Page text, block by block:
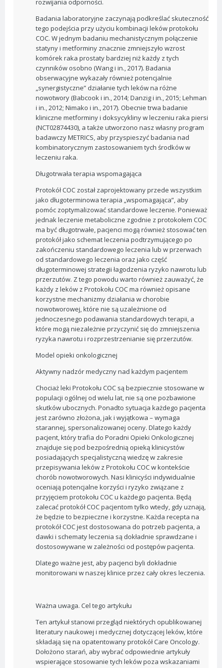
Badania laboratoryjne zaczynają podkreślać skuteczność
tego podejścia przy użyciu kombinacji leków protokołu
COC. W jednym badaniu mechanistycznym połączenie
statyny i metforminy znacznie zmniejszyło wzrost
komórek raka prostaty bardziej niż każdy z tych
czynników osobno (Wang i in., 2017). Badania
obserwacyjne wykazały również potencjalnie
„synergistyczne” działanie tych leków na różne
nowotwory (Babcook i in., 2014; Danzig i in., 2015; Lehman
i in., 2012; Nimako i in., 2017). Obecnie trwa badanie
kliniczne metforminy i doksycykliny w leczeniu raka piersi
(NCT02874430), a także utworzono nasz własny program
badawczy METRICS, aby przyspieszyć badania nad
kombinatorycznym zastosowaniem tych środków w
leczeniu raka.
Długotrwała terapia wspomagająca
Protokół COC został zaprojektowany przede wszystkim
jako długoterminowa terapia „wspomagająca”, aby
pomóc zoptymalizować standardowe leczenie. Ponieważ
jednak leczenie metaboliczne zgodnie z protokołem COC
ma być długotrwałe, pacjenci mogą również stosować ten
protokół jako schemat leczenia podtrzymującego po
zakończeniu standardowego leczenia lub w przerwach
od standardowego leczenia oraz jako część
długoterminowej strategii łagodzenia ryzyko nawrotu lub
przerzutów. Z tego powodu warto również zauważyć, że
każdy z leków z Protokołu COC ma również opisane
korzystne mechanizmy działania w chorobie
nowotworowej, które nie są uzależnione od
jednoczesnego podawania standardowych terapii, a
które mogą niezależnie przyczynić się do zmniejszenia
ryzyka nawrotu i rozprzestrzenianie się przerzutów.
Model opieki onkologicznej
Aktywny nadzór medyczny nad każdym pacjentem
Chociaż leki Protokołu COC są bezpiecznie stosowane w
populacji ogólnej od wielu lat, nie są one pozbawione
skutków ubocznych. Ponadto sytuacja każdego pacjenta
jest zarówno złożona, jak i wyjątkowa – wymaga
starannej, spersonalizowanej oceny. Dlatego każdy
pacjent, który trafia do Poradni Opieki Onkologicznej
znajduje się pod bezpośrednią opieką klinicystów
posiadających specjalistyczną wiedzę w zakresie
przepisywania leków z Protokołu COC w kontekście
chorób nowotworowych. Nasi klinicyści indywidualnie
oceniają potencjalne korzyści i ryzyko związane z
przyjęciem protokołu COC u każdego pacjenta. Będą
zalecać protokół COC pacjentom tylko wtedy, gdy uznają,
że będzie to bezpieczne i korzystne. Każda recepta na
protokół COC jest dostosowana do potrzeb pacjenta, a
dawki i schematy leczenia są dokładnie sprawdzane i
dostosowywane w zależności od postępów pacjenta.
Dlatego ważne jest, aby pacjenci byli dokładnie
monitorowani w naszej klinice przez cały okres leczenia.
Ważna uwaga. Cel tego artykułu
Ten artykuł stanowi przegląd niektórych opublikowanej
literatury naukowej i medycznej dotyczącej leków, które
składają się na opatentowany protokół Care Oncology.
Dołożono starań, aby wybrać odpowiednie artykuły
wspierające stosowanie tych leków poza wskazaniami